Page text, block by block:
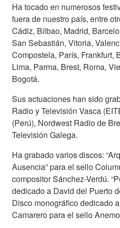
Ha tocado en numerosos
fuera de nuestro país, entre
Cádiz, Bilbao, Madrid,
San Sebastián, Vitoria,
Compostela, París, Frankfurt,
Lima, Parma, Brest, Roma,
Bogotá.
Sus actuaciones han sido
Radio y Televisión Vasca
(Perú), Nordwest Radio de
Televisión Galega.
Ha grabado varios discos:
Ausencia” para el sello
compositor Sánchez-Verdú.
dedicado a David del Puerto
Disco monográfico dedicado
Camarero para el sello